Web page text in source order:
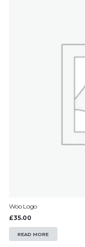
Woo Logo
£35.00
READ MORE